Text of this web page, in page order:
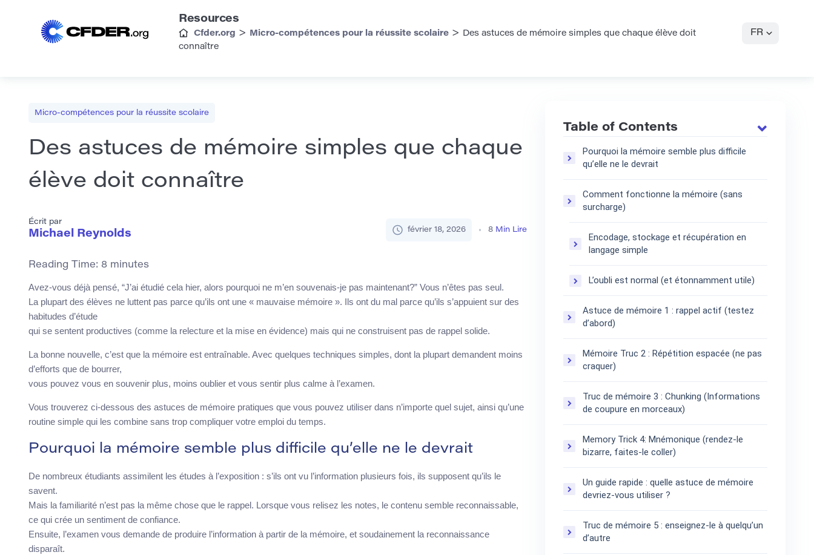
Resources
Cfder.org > Micro-compétences pour la réussite scolaire > Des astuces de mémoire simples que chaque élève doit
connaître
FR
Micro-compétences pour la réussite scolaire
Des astuces de mémoire simples que chaque
élève doit connaître
Écrit par
Michael Reynolds février 18, 2026 8 Min Lire
Reading Time: 8 minutes
Avez-vous déjà pensé, “J’ai étudié cela hier, alors pourquoi ne m’en souvenais-je pas maintenant?” Vous n’êtes pas seul.
La plupart des élèves ne luttent pas parce qu’ils ont une « mauvaise mémoire ». Ils ont du mal parce qu’ils s’appuient sur des
habitudes d’étude
qui se sentent productives (comme la relecture et la mise en évidence) mais qui ne construisent pas de rappel solide.
La bonne nouvelle, c’est que la mémoire est entraînable. Avec quelques techniques simples, dont la plupart demandent moins
d’efforts que de bourrer,
vous pouvez vous en souvenir plus, moins oublier et vous sentir plus calme à l’examen.
Vous trouverez ci-dessous des astuces de mémoire pratiques que vous pouvez utiliser dans n’importe quel sujet, ainsi qu’une
routine simple qui les combine sans trop compliquer votre emploi du temps.
Pourquoi la mémoire semble plus difficile qu’elle ne le devrait
De nombreux étudiants assimilent les études à l’exposition : s’ils ont vu l’information plusieurs fois, ils supposent qu’ils le
savent.
Mais la familiarité n’est pas la même chose que le rappel. Lorsque vous relisez les notes, le contenu semble reconnaissable,
ce qui crée un sentiment de confiance.
Ensuite, l’examen vous demande de produire l’information à partir de la mémoire, et soudainement la reconnaissance
disparaît.
Table of Contents
Pourquoi la mémoire semble plus difficile
qu’elle ne le devrait
Comment fonctionne la mémoire (sans
surcharge)
Encodage, stockage et récupération en
langage simple
L’oubli est normal (et étonnamment utile)
Astuce de mémoire 1 : rappel actif (testez
d’abord)
Mémoire Truc 2 : Répétition espacée (ne pas
craquer)
Truc de mémoire 3 : Chunking (Informations
de coupure en morceaux)
Memory Trick 4: Mnémonique (rendez-le
bizarre, faites-le coller)
Un guide rapide : quelle astuce de mémoire
devriez-vous utiliser ?
Truc de mémoire 5 : enseignez-le à quelqu’un
d’autre